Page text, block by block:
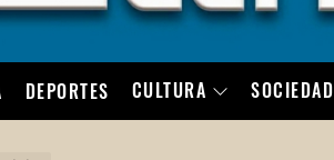
DEPORTES CULTURA SOCIEDAD